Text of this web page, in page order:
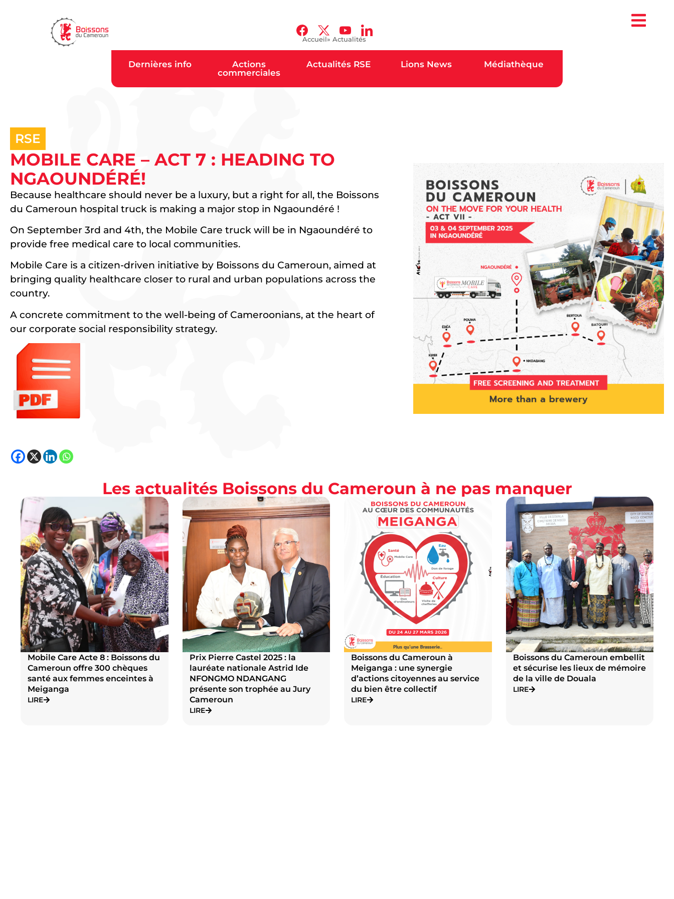
Accueil» Actualités
Dernières info
Actions
commerciales
Actualités RSE Lions News Médiathèque
RSE
MOBILE CARE – ACT 7 : HEADING TO
NGAOUNDÉRÉ!
Because healthcare should never be a luxury, but a right for all, the Boissons
du Cameroun hospital truck is making a major stop in Ngaoundéré !
On September 3rd and 4th, the Mobile Care truck will be in Ngaoundéré to
provide free medical care to local communities.
Mobile Care is a citizen-driven initiative by Boissons du Cameroun, aimed at
bringing quality healthcare closer to rural and urban populations across the
country.
A concrete commitment to the well-being of Cameroonians, at the heart of
our corporate social responsibility strategy.
Les actualités Boissons du Cameroun à ne pas manquer
Mobile Care Acte 8 : Boissons du
Cameroun offre 300 chèques
santé aux femmes enceintes à
Meiganga
LIRE
Prix Pierre Castel 2025 : la
lauréate nationale Astrid Ide
NFONGMO NDANGANG
présente son trophée au Jury
Cameroun
LIRE
Boissons du Cameroun à
Meiganga : une synergie
d’actions citoyennes au service
du bien être collectif
LIRE
Boissons du Cameroun embellit
et sécurise les lieux de mémoire
de la ville de Douala
LIRE